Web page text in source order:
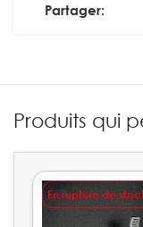
Partager:
Produits qui
En rupture de